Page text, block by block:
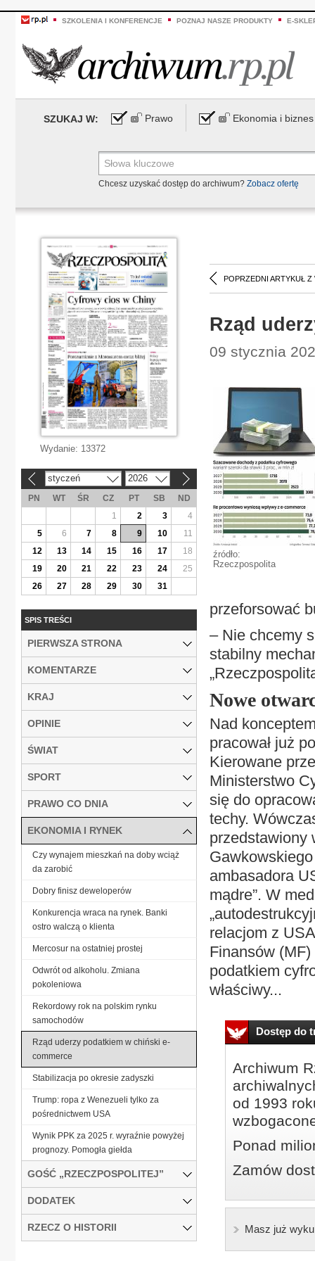
SZKOLENIA I KONFERENCJE POZNAJ NASZE PRODUKTY E-
SZUKAJ W: Prawo Ekonomia i biznes
Chcesz uzyskać dostęp do archiwum? Zobacz ofertę
POPRZEDNI ARTYKUŁ Z
Rząd
09 stycznia
źródło:
Rzeczpospolita
przeforsować
– Nie chcemy
stabilny
Nowe
Nad
pracował już
Kierowane
Ministerstwo
się do
techy.
przedstawiony
ambasadora
mądre”. W
relacjom z
Finansów
podatkiem
właściwy...
Dostęp do
Archiwum
od 1993
Ponad
Zamów
Masz już
Wydanie: 13372
styczeń 2026
PN WT ŚR CZ PT SB
ND
1
2 3
4
5
6 7 8 9 10
11
12
13 14 15 16 17
18
19
20 21 22 23 24
25
26
27 28 29 30 31
SPIS TREŚCI
PIERWSZA STRONA
KOMENTARZE
KRAJ
OPINIE
ŚWIAT
SPORT
PRAWO CO DNIA
EKONOMIA I RYNEK
Czy wynajem mieszkań na doby wciąż
da zarobić
Dobry finisz deweloperów
Konkurencja wraca na rynek. Banki
ostro walczą o klienta
Mercosur na ostatniej prostej
Odwrót od alkoholu. Zmiana
pokoleniowa
Rekordowy rok na polskim rynku
samochodów
Rząd uderzy podatkiem w chiński e-
commerce
Stabilizacja po okresie zadyszki
Trump: ropa z Wenezueli tylko za
pośrednictwem USA
Wynik PPK za 2025 r. wyraźnie powyżej
prognozy. Pomogła giełda
GOŚĆ „RZECZPOSPOLITEJ”
DODATEK
RZECZ O HISTORII